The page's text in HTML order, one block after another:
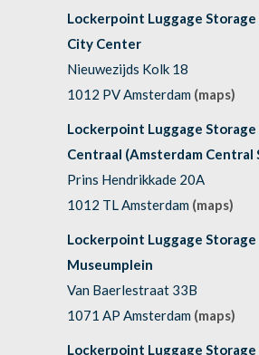
Lockerpoint Luggage Storage
City Center
Nieuwezijds Kolk 18
1012 PV Amsterdam (maps)
Lockerpoint Luggage Storage
Centraal (Amsterdam Central
Prins Hendrikkade 20A
1012 TL Amsterdam (maps)
Lockerpoint Luggage Storage
Museumplein
Van Baerlestraat 33B
1071 AP Amsterdam (maps)
Lockerpoint Luggage